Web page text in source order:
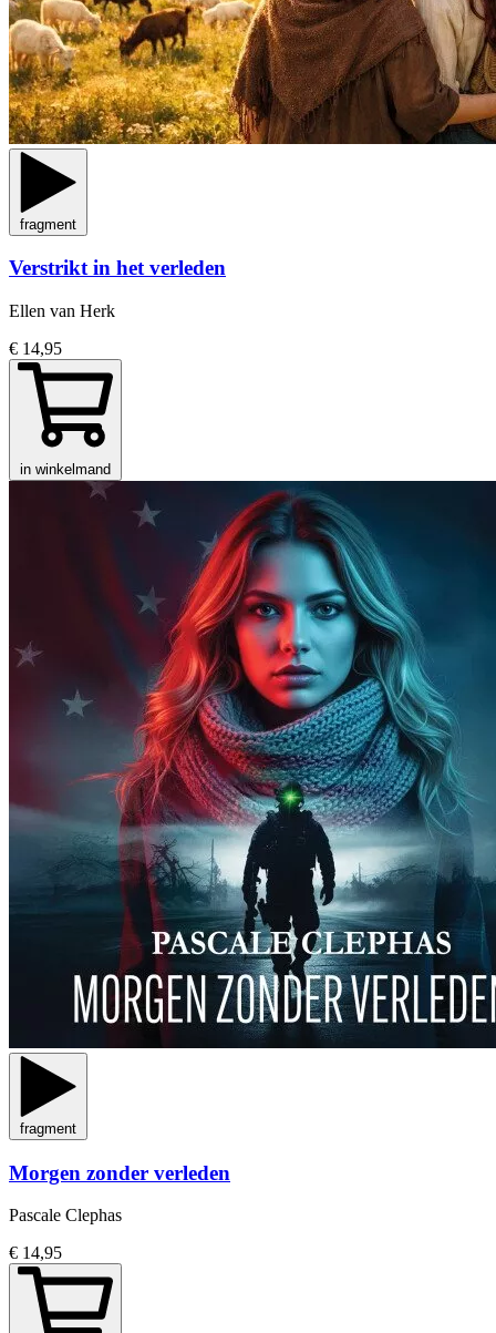
fragment
Verstrikt in het verleden
Ellen van Herk
€ 14,95
in winkelmand
fragment
Morgen zonder verleden
Pascale Clephas
€ 14,95